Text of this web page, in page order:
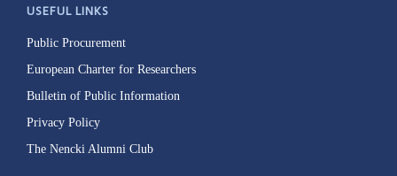
USEFUL LINKS
Public Procurement
European Charter for Researchers
Bulletin of Public Information
Privacy Policy
The Nencki Alumni Club